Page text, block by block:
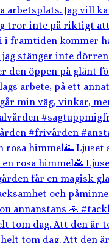
rosa himmel🌄 Ljuset
tom dag. Att den är